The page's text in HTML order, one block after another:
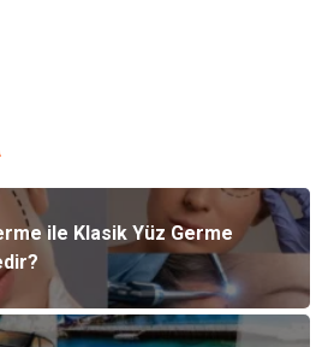
ile Klasik Yüz Germe